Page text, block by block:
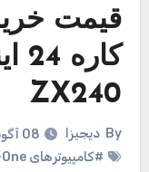
قیمت
ZX240
By دیجیزا
08 آگوست 2020
#کامپیوترهای All-in-One